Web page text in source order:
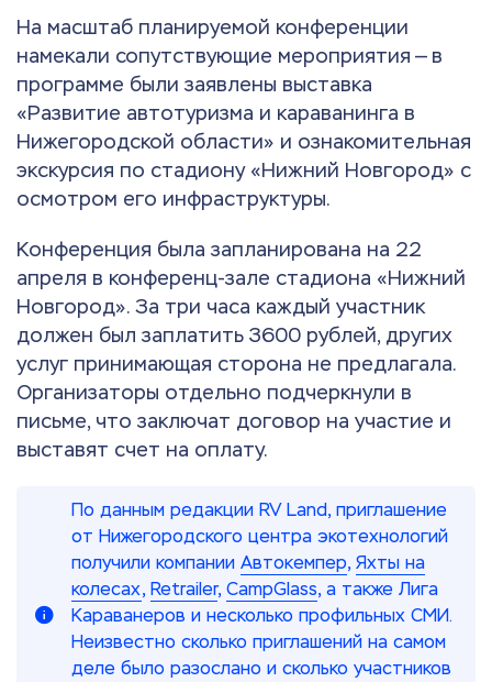
На масштаб планируемой конференции
намекали сопутствующие мероприятия — в
программе были заявлены выставка
«Развитие автотуризма и караванинга в
Нижегородской области» и ознакомительная
экскурсия по стадиону «Нижний Новгород» с
осмотром его инфраструктуры.
Конференция была запланирована на 22
апреля в конференц-зале стадиона «Нижний
Новгород». За три часа каждый участник
должен был заплатить 3600 рублей, других
услуг принимающая сторона не предлагала.
Организаторы отдельно подчеркнули в
письме, что заключат договор на участие и
выставят счет на оплату.
По данным редакции RV Land, приглашение
от Нижегородского центра экотехнологий
получили компании Автокемпер,Яхты на
колесах,Retrailer,CampGlass, а также Лига
Караванеров и несколько профильных СМИ.
Неизвестно сколько приглашений на самом
деле было разослано и сколько участников